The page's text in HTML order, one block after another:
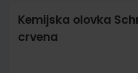
Kemijska olovka
crvena